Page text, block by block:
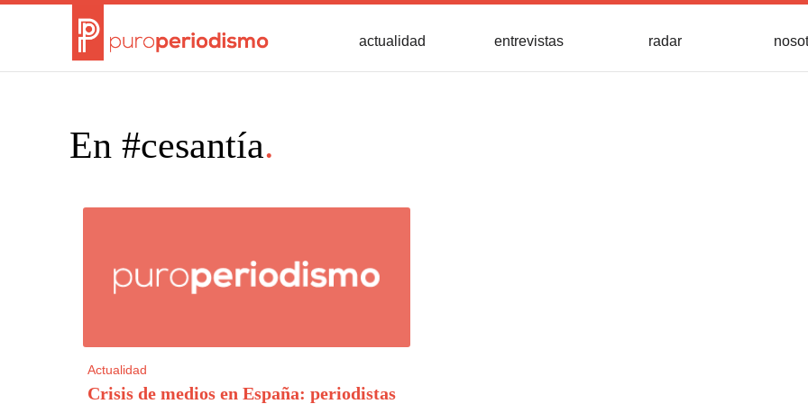
actualidad entrevistas radar
En #cesantía.
Actualidad
Crisis de medios en España: periodistas